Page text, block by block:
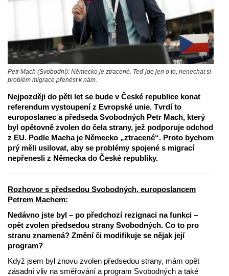
Petr Mach (Svobodní): Německo je ztracené. Teď jde jen o to, nenechat si
problém migrace přenést k nám.
Nejpozději do pěti let se bude v České republice konat
referendum vystoupení z Evropské unie. Tvrdí to
europoslanec a předseda Svobodných Petr Mach, který
byl opětovně zvolen do čela strany, jež podporuje odchod
z EU. Podle Macha je Německo „ztracené“. Proto bychom
prý měli usilovat, aby se problémy spojené s migrací
nepřenesli z Německa do České republiky.
Rozhovor s předsedou Svobodných, europoslancem
Petrem Machem:
Nedávno jste byl – po předchozí rezignaci na funkci –
opět zvolen předsedou strany Svobodných. Co to pro
stranu znamená? Změní či modifikuje se nějak její
program?
Když jsem byl znovu zvolen předsedou strany, mám opět
zásadní vliv na směřování a program Svobodných a také